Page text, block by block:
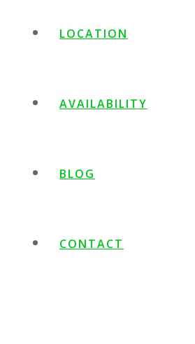
LOCATION
AVAILABILITY
BLOG
CONTACT